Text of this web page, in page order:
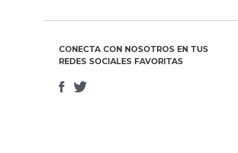
CONECTA CON NOSOTROS EN TUS
REDES SOCIALES FAVORITAS
Facebook
Elemento